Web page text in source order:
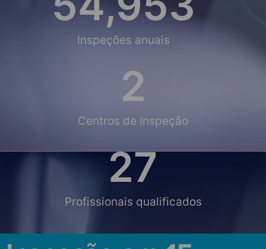
Inspeções anuais
Centros de Inspeção
2
Profissionais qualificados
28